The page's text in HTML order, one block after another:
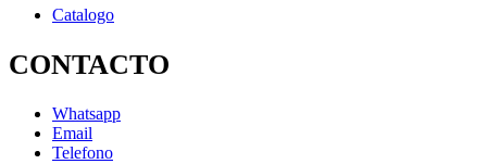
Catalogo
CONTACTO
Whatsapp
Email
Telefono